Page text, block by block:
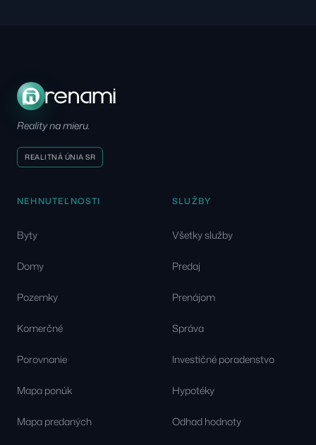
Reality na mieru.
REALITNÁ ÚNIA SR
NEHNUTEĽNOSTI
Byty
Domy
Pozemky
Komerčné
Porovnanie
Mapa ponúk
Mapa predaných
SLUŽBY
Všetky služby
Predaj
Prenájom
Správa
Investičné poradenstvo
Hypotéky
Odhad hodnoty